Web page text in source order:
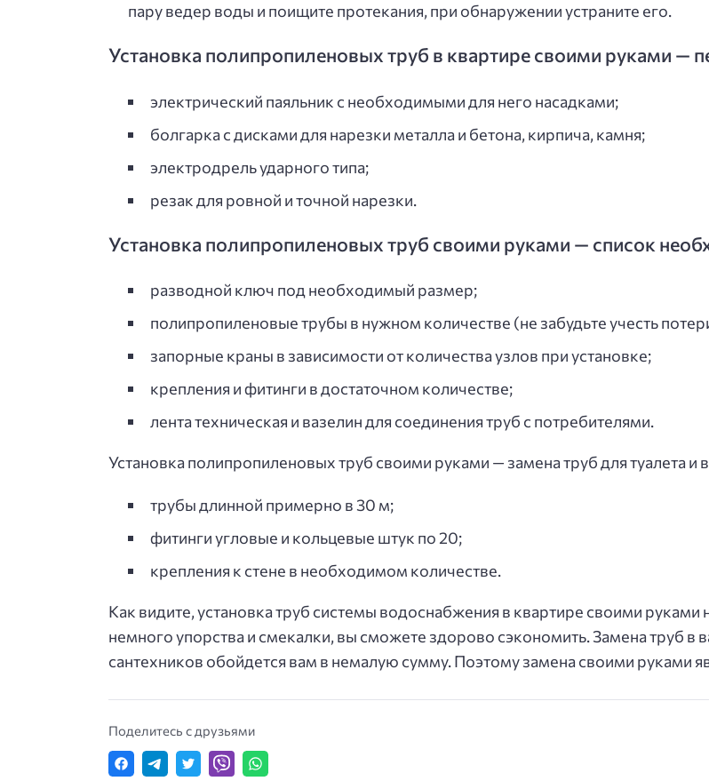
пару ведер воды и поищите протекания, при обнаружении устраните его.
Установка полипропиленовых труб в квартире своими руками —
электрический паяльник с необходимыми для него насадками;
болгарка с дисками для нарезки металла и бетона, кирпича, камня;
электродрель ударного типа;
резак для ровной и точной нарезки.
Установка полипропиленовых труб своими руками — список
разводной ключ под необходимый размер;
полипропиленовые трубы в нужном количестве (не забудьте учесть
запорные краны в зависимости от количества узлов при установке;
крепления и фитинги в достаточном количестве;
лента техническая и вазелин для соединения труб с потребителями.
Установка полипропиленовых труб своими руками — замена труб для туалета и
трубы длинной примерно в 30 м;
фитинги угловые и кольцевые штук по 20;
крепления к стене в необходимом количестве.
Как видите, установка труб системы водоснабжения в квартире своими
немного упорства и смекалки, вы сможете здорово сэкономить. Замена труб в
сантехников обойдется вам в немалую сумму. Поэтому замена своими руками
Поделитесь с друзьями